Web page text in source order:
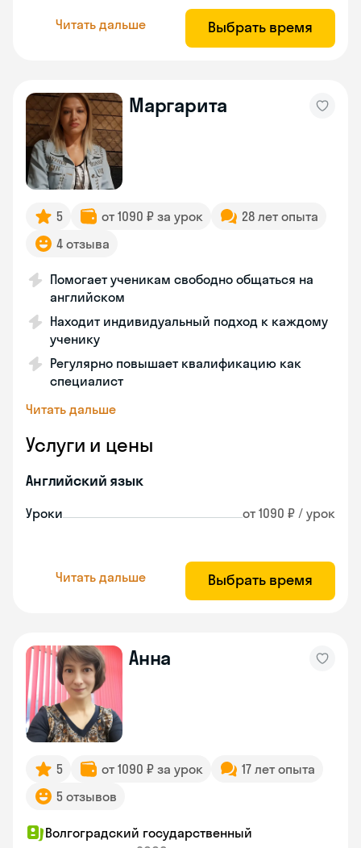
Читать дальше Выбрать время
Маргарита
5 от 1090 ₽ за урок
28 лет опыта
4 отзыва
Помогает ученикам свободно общаться на
английском
Находит индивидуальный подход к каждому
ученику
Регулярно повышает квалификацию как
специалист
Читать дальше
Услуги и цены
Английский язык
Уроки от 1090 ₽ / урок
Читать дальше Выбрать время
Анна
5 от 1090 ₽ за урок
17 лет опыта
5 отзывов
Волгоградский государственный